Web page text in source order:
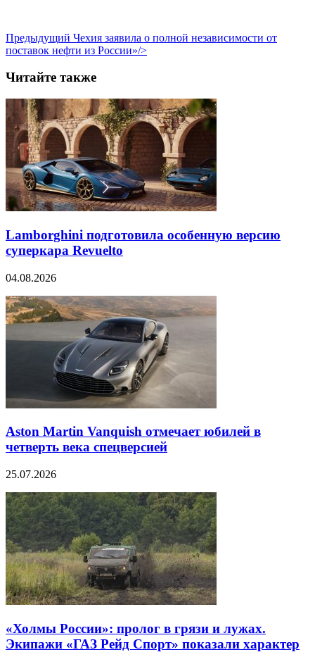
Предыдущий Чехия заявила о полной независимости от
поставок нефти из России»/>
Читайте также
Lamborghini подготовила особенную версию
суперкара Revuelto
04.08.2026
Aston Martin Vanquish отмечает юбилей в
четверть века спецверсией
25.07.2026
«Холмы России»: пролог в грязи и лужах.
Экипажи «ГАЗ Рейд Спорт» показали характер